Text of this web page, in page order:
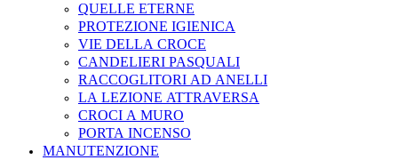
QUELLE ETERNE
PROTEZIONE IGIENICA
VIE DELLA CROCE
CANDELIERI PASQUALI
RACCOGLITORI AD ANELLI
LA LEZIONE ATTRAVERSA
CROCI A MURO
PORTA INCENSO
MANUTENZIONE